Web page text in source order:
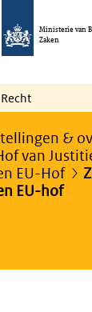
Ministerie van
Zaken
&
van
EU-Hof
EU-hof